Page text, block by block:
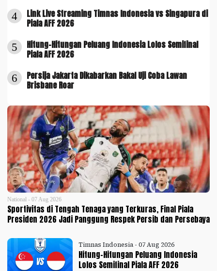
4
Link Live Streaming Timnas Indonesia vs Singapura di
Piala AFF 2026
5
Hitung-Hitungan Peluang Indonesia Lolos Semifinal
Piala AFF 2026
6
Persija Jakarta Dikabarkan Bakal Uji Coba Lawan
Brisbane Roar
National - 07 Aug 2026
Sportivitas di Tengah Tenaga yang Terkuras, Final Piala
Presiden 2026 Jadi Panggung Respek Persib dan Persebaya
Timnas Indonesia - 07 Aug 2026
Hitung-Hitungan Peluang Indonesia
Lolos Semifinal Piala AFF 2026